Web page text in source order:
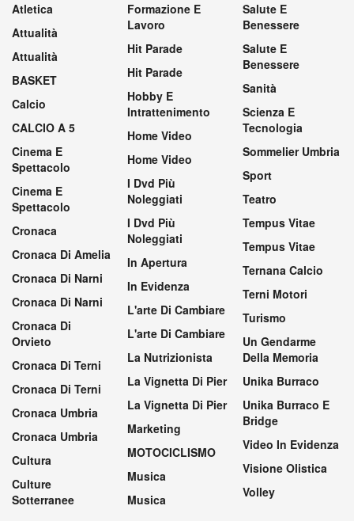
Atletica
Attualità
Attualità
BASKET
Calcio
CALCIO A 5
Cinema E
Spettacolo
Cinema E
Spettacolo
Cronaca
Cronaca Di Amelia
Cronaca Di Narni
Cronaca Di Narni
Cronaca Di
Orvieto
Cronaca Di Terni
Cronaca Di Terni
Cronaca Umbria
Cronaca Umbria
Cultura
Culture
Sotterranee
Formazione E
Lavoro
Hit Parade
Hit Parade
Hobby E
Intrattenimento
Home Video
Home Video
I Dvd Più
Noleggiati
I Dvd Più
Noleggiati
In Apertura
In Evidenza
L'arte Di Cambiare
L'arte Di Cambiare
La Nutrizionista
La Vignetta Di Pier
La Vignetta Di Pier
Marketing
MOTOCICLISMO
Musica
Musica
Salute E
Benessere
Salute E
Benessere
Sanità
Scienza E
Tecnologia
Sommelier Umbria
Sport
Teatro
Tempus Vitae
Tempus Vitae
Ternana Calcio
Terni Motori
Turismo
Un Gendarme
Della Memoria
Unika Burraco
Unika Burraco E
Bridge
Video In Evidenza
Visione Olistica
Volley